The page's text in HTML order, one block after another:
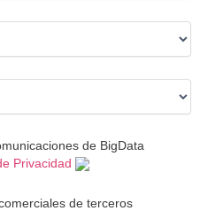
de BigData
Privacidad
de terceros